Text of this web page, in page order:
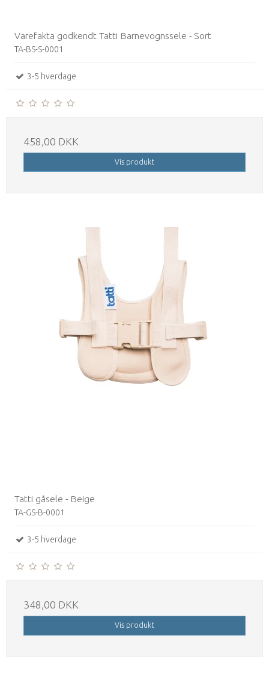
Varefakta godkendt Tatti Barnevognssele - Sort
TA-BS-S-0001
3-5 hverdage
458,00 DKK
Vis produkt
Tatti gåsele - Beige
TA-GS-B-0001
3-5 hverdage
348,00 DKK
Vis produkt